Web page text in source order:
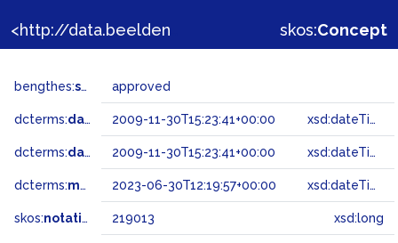
skos:Concept
bengthes:status approved
dcterms:dateAccepted 2009-11-30T15:23:41+00:00 xsd:dateTime
dcterms:dateSubmitted 2009-11-30T15:23:41+00:00 xsd:dateTime
dcterms:modified 2023-06-30T12:19:57+00:00 xsd:dateTime
skos:notation 219013 xsd:long